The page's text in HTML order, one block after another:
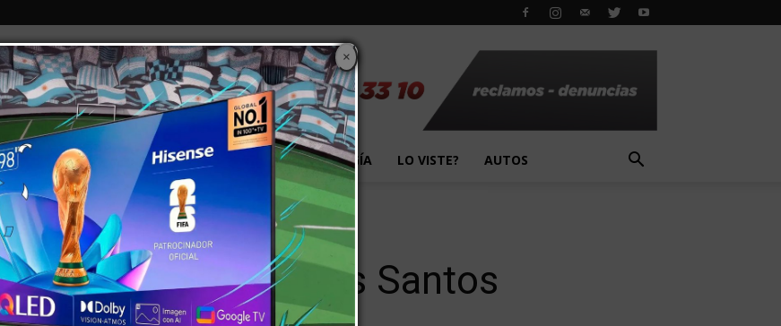
EXTRA! MUNDO PAÍS EVENTOS TECNOLOGÍA LO VISTE? AUTOS
Santos Lugares y Lucero
en los carriles Santos
×